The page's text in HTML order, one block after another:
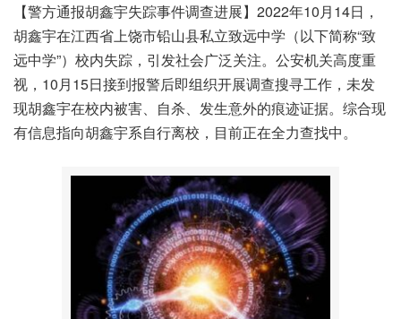
【警方通报胡鑫宇失踪事件调查进展】2022年10月14日，
胡鑫宇在江西省上饶市铅山县私立致远中学（以下简称“致
远中学”）校内失踪，引发社会广泛关注。公安机关高度重
视，10月15日接到报警后即组织开展调查搜寻工作，未发
现胡鑫宇在校内被害、自杀、发生意外的痕迹证据。综合现
有信息指向胡鑫宇系自行离校，目前正在全力查找中。